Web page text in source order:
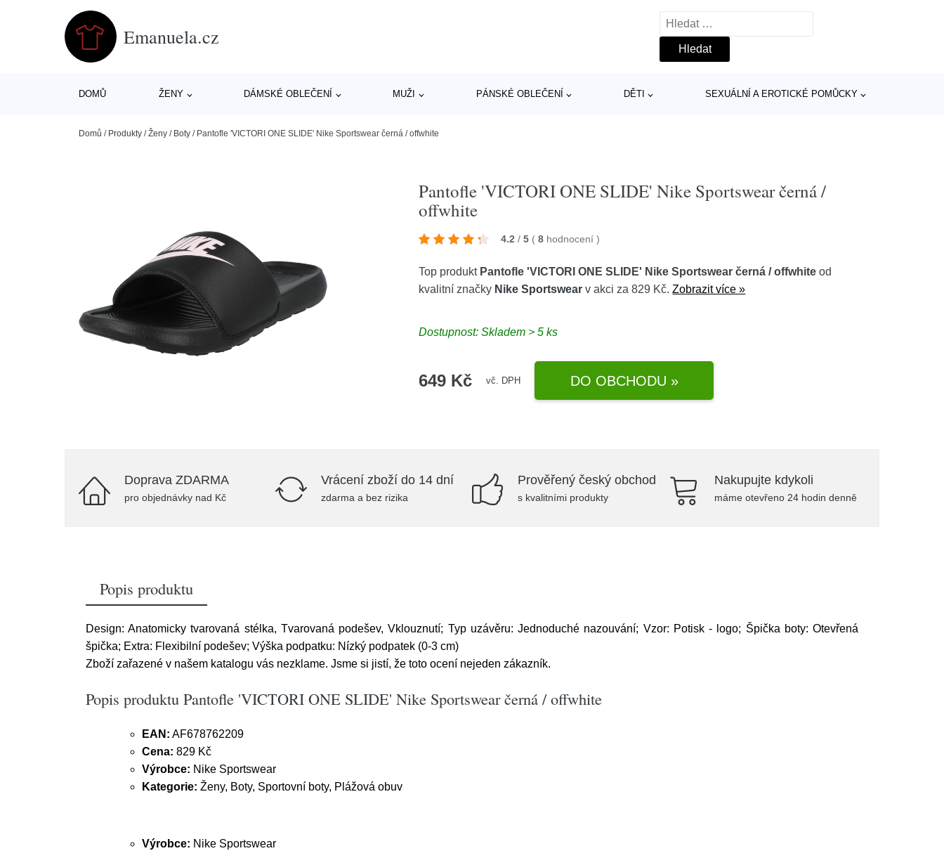
Emanuela.cz
Vyhledávání
DOMŮ ŽENY DÁMSKÉ OBLEČENÍ MUŽI PÁNSKÉ OBLEČENÍ DĚTI SEXUÁLNÍ A EROTICKÉ POMŮCKY
Domů / Produkty /Ženy / Boty / Pantofle 'VICTORI ONE SLIDE' Nike Sportswear černá / offwhite
Pantofle 'VICTORI ONE SLIDE' Nike Sportswear černá /
offwhite
4.2 / 5 ( 8 hodnocení)
Top produkt Pantofle 'VICTORI ONE SLIDE' Nike Sportswear černá / offwhite od
kvalitní značky Nike Sportswear v akci za 829 Kč.Zobrazit více »
Dostupnost: Skladem > 5 ks
649 Kč vč. DPH DO OBCHODU »
Doprava ZDARMA
pro objednávky nad Kč
Vrácení zboží do 14 dní
zdarma a bez rizika
Prověřený český obchod
s kvalitními produkty
Nakupujte kdykoli
máme otevřeno 24 hodin denně
Popis produktu
Design: Anatomicky tvarovaná stélka, Tvarovaná podešev, Vklouznutí; Typ uzávěru: Jednoduché nazouvání; Vzor: Potisk - logo; Špička boty: Otevřená
špička; Extra: Flexibilní podešev; Výška podpatku: Nízký podpatek (0-3 cm)
Zboží zařazené v našem katalogu vás nezklame. Jsme si jistí, že toto ocení nejeden zákazník.
Popis produktu Pantofle 'VICTORI ONE SLIDE' Nike Sportswear černá / offwhite
EAN: AF678762209
Cena: 829 Kč
Výrobce: Nike Sportswear
Kategorie: Ženy, Boty, Sportovní boty, Plážová obuv
Výrobce: Nike Sportswear